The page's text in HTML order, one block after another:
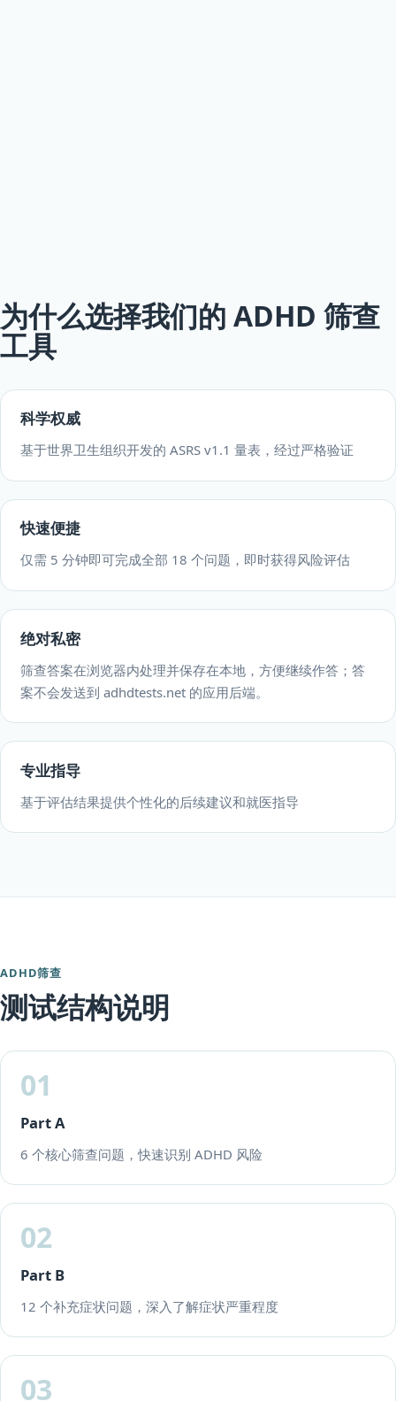
为什么选择我们的 ADHD 筛查
工具
科学权威
基于世界卫生组织开发的 ASRS v1.1 量表，经过严格验证
快速便捷
仅需 5 分钟即可完成全部 18 个问题，即时获得风险评估
绝对私密
筛查答案在浏览器内处理并保存在本地，方便继续作答；答
案不会发送到 adhdtests.net 的应用后端。
专业指导
基于评估结果提供个性化的后续建议和就医指导
ADHD筛查
测试结构说明
01
Part A
6 个核心筛查问题，快速识别 ADHD 风险
02
Part B
12 个补充症状问题，深入了解症状严重程度
03